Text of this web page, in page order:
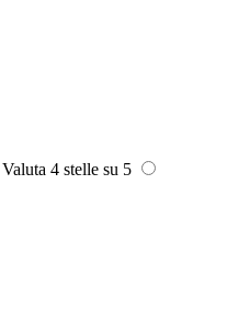
Valuta 4 stelle su 5